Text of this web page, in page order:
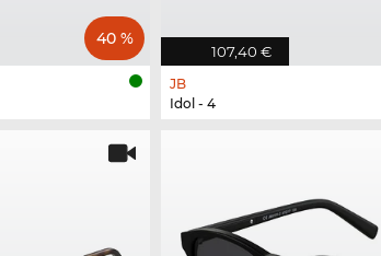
40 %
107,40 €
JB
Idol - 4